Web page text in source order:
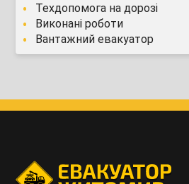
Техдопомога на дорозі
Виконані роботи
Вантажний евакуатор